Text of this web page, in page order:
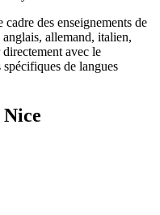
des enseignements de
allemand, italien,
avec le
de langues
Nice